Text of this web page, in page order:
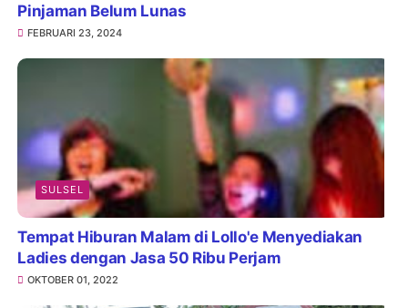
Pinjaman Belum Lunas
FEBRUARI 23, 2024
SULSEL
Tempat Hiburan Malam di Lollo'e Menyediakan
Ladies dengan Jasa 50 Ribu Perjam
OKTOBER 01, 2022